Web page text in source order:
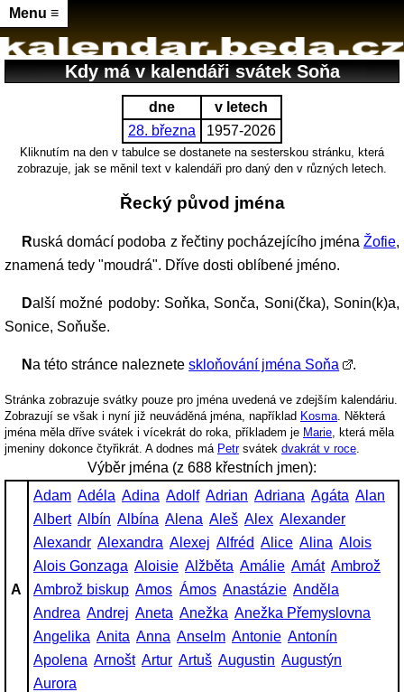
Menu ≡
Kdy má v kalendáři svátek Soňa
dne
v letech
28. března
1957-2026
Kliknutím na den v tabulce se dostanete na sesterskou stránku, která
zobrazuje, jak se měnil text v kalendáři pro daný den v různých letech.
Řecký původ jména
Ruská domácí podoba z řečtiny pocházejícího jména Žofie,
znamená tedy "moudrá". Dříve dosti oblíbené jméno.
Další možné podoby: Soňka, Sonča, Soni(čka), Sonin(k)a,
Sonice, Soňuše.
Na této stránce nalezneteskloňování jména Soňa .
Stránka zobrazuje svátky pouze pro jména uvedená ve zdejším kalendáriu.
Zobrazují se však i nyní již neuváděná jména, například Kosma . Některá
jména měla dříve svátek i vícekrát do roka, příkladem je Marie , která měla
jmeniny dokonce čtyřikrát. A dodnes má Petrsvátek dvakrát v roce
Výběr jména (z 688 křestních jmen):
A
Adam Adéla Adina Adolf Adrian Adriana Agáta Alan
Albert Albín Albína Alena Aleš Alex Alexander
Alexandr Alexandra Alexej Alfréd Alice Alina Alois
Alois Gonzaga Aloisie Alžběta Amálie Amát Ambrož
Ambrož biskup Amos Ámos Anastázie Anděla
Andrea Andrej Aneta Anežka Anežka Přemyslovna
Angelika Anita Anna Anselm Antonie Antonín
Apolena Arnošt Artur Artuš Augustin Augustýn
Aurora